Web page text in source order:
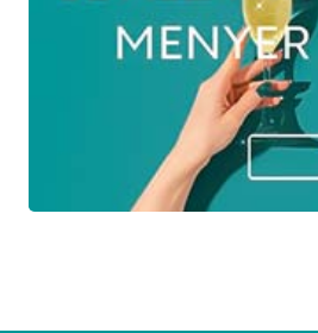
• Dans till Götz Kalas
• Övernattning i delat
incheckning från kl 15.00
senast kl 12.00
• Entré till vårt Badhus
utomhuspooler och olika